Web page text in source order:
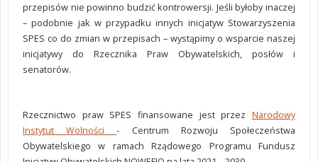
przepisów nie powinno budzić kontrowersji. Jeśli byłoby inaczej
– podobnie jak w przypadku innych inicjatyw Stowarzyszenia
SPES co do zmian w przepisach – wystąpimy o wsparcie naszej
inicjatywy do Rzecznika Praw Obywatelskich, posłów i
senatorów.
Rzecznictwo praw SPES finansowane jest przez Narodowy
Instytut Wolności- Centrum Rozwoju Społeczeństwa
Obywatelskiego w ramach Rządowego Programu Fundusz